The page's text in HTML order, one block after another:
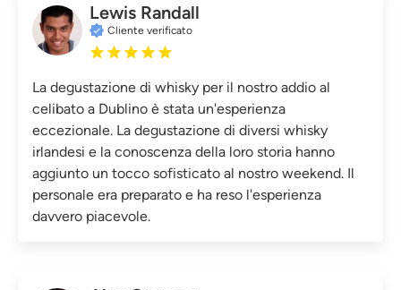
Lewis Randall
Cliente verificato
La degustazione di whisky per il nostro addio al
celibato a Dublino è stata un'esperienza
eccezionale. La degustazione di diversi whisky
irlandesi e la conoscenza della loro storia hanno
aggiunto un tocco sofisticato al nostro weekend. Il
personale era preparato e ha reso l'esperienza
davvero piacevole.